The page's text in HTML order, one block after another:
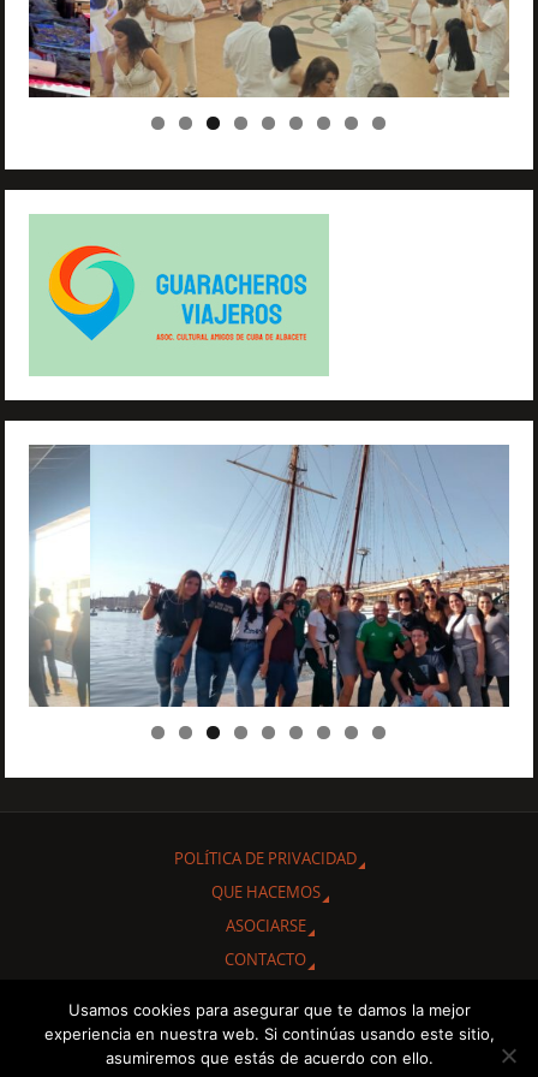
POLÍTICA DE PRIVACIDAD
QUE HACEMOS
ASOCIARSE
CONTACTO
Gracias por interesarte en conocer nuestra Asociación Cultural
"Amigos de Cuba de Albacete.
Usamos cookies para asegurar que te damos la mejor
experiencia en nuestra web. Si continúas usando este sitio,
asumiremos que estás de acuerdo con ello.